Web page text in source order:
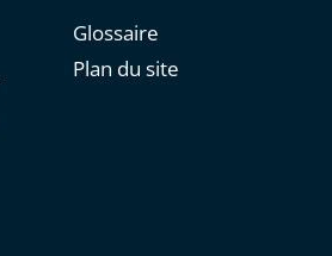
Glossaire
Plan du site